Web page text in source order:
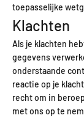
toepasselijke
Klachten
Als je klachten
gegevens
onderstaande
reactie op je
recht om in
met ons op te